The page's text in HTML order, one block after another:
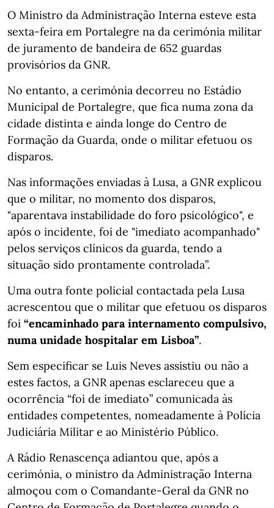
O Ministro da Administração Interna esteve esta
sexta-feira em Portalegre na da cerimónia militar
de juramento de bandeira de 652 guardas
provisórios da GNR.
No entanto, a cerimónia decorreu no Estádio
Municipal de Portalegre, que fica numa zona da
cidade distinta e ainda longe do Centro de
Formação da Guarda, onde o militar efetuou os
disparos.
Nas informações enviadas à Lusa, a GNR explicou
que o militar, no momento dos disparos,
"aparentava instabilidade do foro psicológico", e
após o incidente, foi de "imediato acompanhado"
pelos serviços clínicos da guarda, tendo a
situação sido prontamente controlada”.
Uma outra fonte policial contactada pela Lusa
acrescentou que o militar que efetuou os disparos
foi “encaminhado para internamento compulsivo,
numa unidade hospitalar em Lisboa”.
Sem especificar se Luis Neves assistiu ou não a
estes factos, a GNR apenas esclareceu que a
ocorrência “foi de imediato” comunicada às
entidades competentes, nomeadamente à Polícia
Judiciária Militar e ao Ministério Público.
A Rádio Renascença adiantou que, após a
cerimónia, o ministro da Administração Interna
almoçou com o Comandante-Geral da GNR no